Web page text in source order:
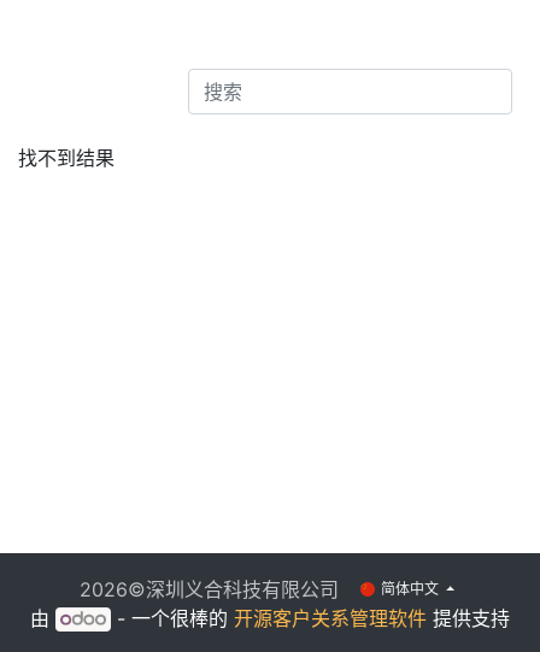
找不到结果
2026©深圳义合科技有限公司 简体中文
由 - 一个很棒的开源客户关系管理软件 提供支持